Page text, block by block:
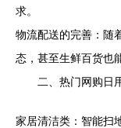
求。
物流配送的完善：随
态，甚至生鲜百货也
二、热门网购日
家居清洁类：智能扫